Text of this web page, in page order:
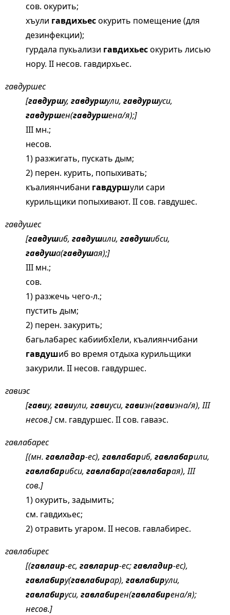
сов. окурить;
хъули гавдихьесокурить помещение (для
дезинфекции);
гурдала пукьализи гавдихьесокурить лисью
нору. II несов. гавдирхьес.
гавдуршес
[гавдуршу, гавдуршули, гавдуршуси,
гавдуршен(гавдуршена/я);]
III мн.;
несов.
1) разжигать, пускать дым;
2) перен. курить, попыхивать;
къалиянчибани гавдуршули сари
курильщики попыхивают. II сов. гавдушес.
гавдушес
[гавдушиб, гавдушили, гавдушибси,
гавдуша(гавдушая);]
III мн.;
сов.
1) разжечь чего-л.;
пустить дым;
2) перен. закурить;
багьлабарес кабиибхIели, къалиянчибани
гавдушиб во время отдыха курильщики
закурили. II несов. гавдуршес.
гавиэс
[гавиу, гавиули, гавиуси, гавиэн(гавиэна/я), III
несов.]см. гавдуршес. II сов. гаваэс.
гавлабарес
[(мн. гавладар-ес), гавлабариб, гавлабарили,
гавлабарибси, гавлабара(гавлабарая), III
сов.]
1) окурить, задымить;
см. гавдихьес;
2) отравить угаром. II несов. гавлабирес.
гавлабирес
[(гавлаир-ес, гавларир-ес;гавладир-ес),
гавлабиру(гавлабирар), гавлабирули,
гавлабируси, гавлабирен(гавлабирена/я);
несов.]